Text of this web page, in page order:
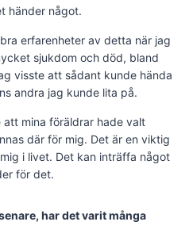
händer något.
erfarenheter av detta när jag
sjukdom och död, bland
visste att sådant kunde hända
andra jag kunde lita på.
mina föräldrar hade valt
där för mig. Det är en viktig
i livet. Det kan inträffa något
för det.
har det varit många